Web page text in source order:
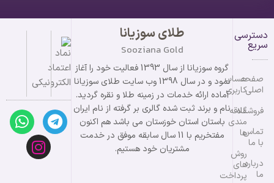
دسترسی
سریع
صفحه
اصلی
فروشگاه
تماس
با ما
درباره
ما
حساب
کاربری
علاقه
مندی
ها
روش
های
پرداخت
طلای سوزیانا
Sooziana Gold
گروه سوزیانا از سال 1393 فعالیت خود را آغاز
نمود و در سال 1398 وب سایت طلای سوزیانا
آماده ارائه خدمات در زمینه طلا و نقره گردید.
نام و برند ثبت شده گالری بر گرفته از نام ایران
باستان استان خوزستان می باشد هم اکنون
مفتخریم با 11 سال سابقه موفق در خدمت
مشتریان خود هستیم.